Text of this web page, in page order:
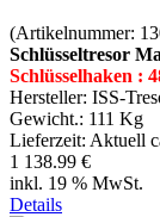
(Artikelnummer:
Schlüsseltresor
Schlüsselhaken :
Hersteller: ISS-
Gewicht.: 111 Kg
Lieferzeit: Aktuell
1 138.99 €
inkl. 19 % MwSt.
Details